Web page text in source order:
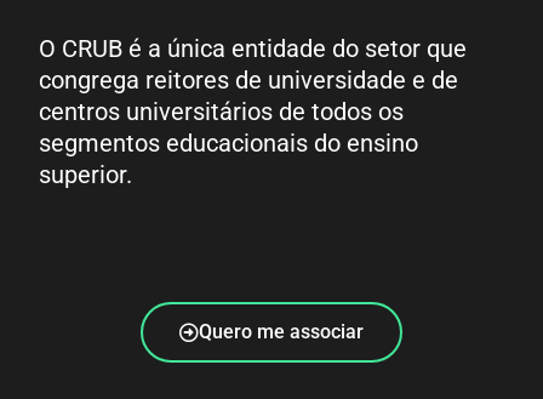
O CRUB é a única entidade do setor que
congrega reitores de universidade e de
centros universitários de todos os
segmentos educacionais do ensino
superior.
Quero me associar